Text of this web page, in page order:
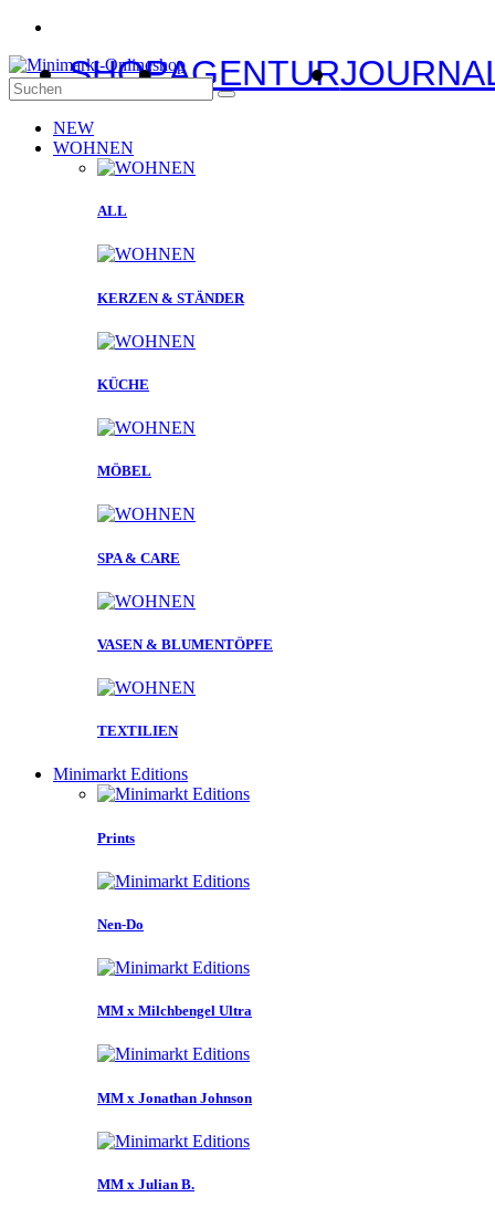
SHOPAGENTUR
NEW
WOHNEN
ALL
KERZEN & STÄNDER
KÜCHE
MÖBEL
SPA & CARE
VASEN & BLUMENTÖPFE
TEXTILIEN
Minimarkt Editions
Prints
Nen-Do
MM x Milchbengel Ultra
MM x Jonathan Johnson
MM x Julian B.